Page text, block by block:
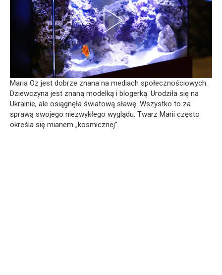
Maria Oz jest dobrze znana na mediach społecznościowych.
Dziewczyna jest znaną modelką i blogerką. Urodziła się na
Ukrainie, ale osiągnęła światową sławę. Wszystko to za
sprawą swojego niezwykłego wyglądu. Twarz Marii często
określa się mianem „kosmicznej”.